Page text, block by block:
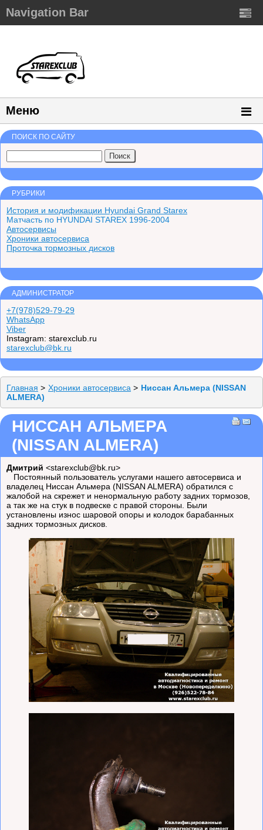
Navigation Bar
Меню
ПОИСК ПО САЙТУ
РУБРИКИ
История и модификации Hyundai Grand Starex
Матчасть по HYUNDAI STAREX 1996-2004
Автосервисы
Хроники автосервиса
Проточка тормозных дисков
АДМИНИСТРАТОР
+7(978)529-79-29
WhatsApp
Viber
Instagram: starexclub.ru
starexclub@bk.ru
Главная > Хроники автосервиса > Ниссан Альмера (NISSAN
ALMERA)
НИССАН АЛЬМЕРА
(NISSAN ALMERA)
Дмитрий <starexclub@bk.ru>
Постоянный пользователь услугами нашего автосервиса и
владелец Ниссан Альмера (NISSAN ALMERA) обратился с
жалобой на скрежет и ненормальную работу задних тормозов,
а так же на стук в подвеске с правой стороны. Были
установлены износ шаровой опоры и колодок барабанных
задних тормозных дисков.